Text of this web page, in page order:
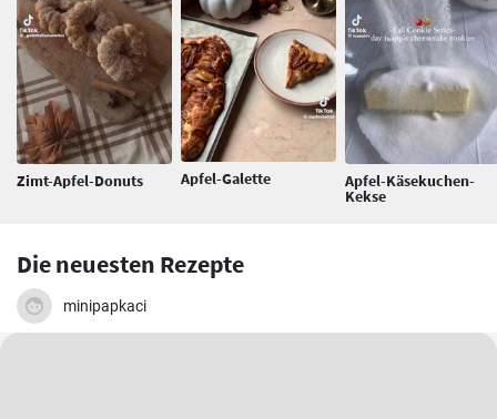
Zimt-Apfel-Donuts Apfel-Galette Apfel-Käsekuchen-
Kekse
Die neuesten Rezepte
minipapkaci